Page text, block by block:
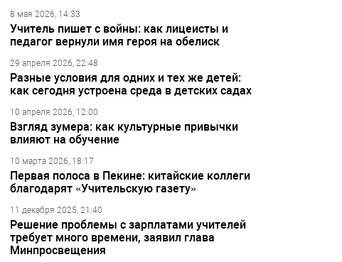
8 мая 2026, 14:33
Учитель пишет с войны: как лицеисты и
педагог вернули имя героя на обелиск
29 апреля 2026, 22:48
Разные условия для одних и тех же детей:
как сегодня устроена среда в детских садах
10 апреля 2026, 12:00
Взгляд зумера: как культурные привычки
влияют на обучение
10 марта 2026, 18:17
Первая полоса в Пекине: китайские коллеги
благодарят «Учительскую газету»
11 декабря 2025, 21:40
Решение проблемы с зарплатами учителей
требует много времени, заявил глава
Минпросвещения